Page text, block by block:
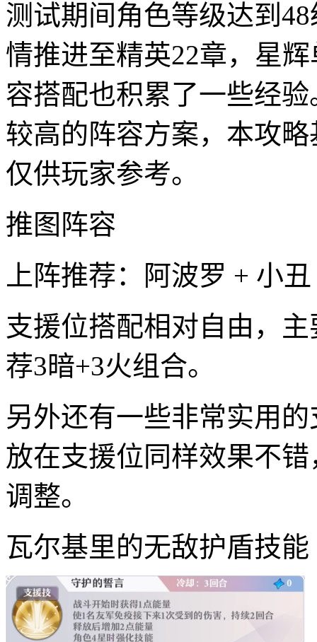
测试期间角色等级达到
情推进至精英22章，星
容搭配也积累了一些经
较高的阵容方案，本攻
仅供玩家参考。
推图阵容
上阵推荐：阿波罗 + 小
支援位搭配相对自由，
荐3暗+3火组合。
另外还有一些非常实用
放在支援位同样效果不
调整。
瓦尔基里的无敌护盾技能